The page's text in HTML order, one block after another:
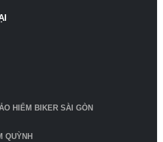
HIỂM BIKER SÀI GÒN
QUỲNH